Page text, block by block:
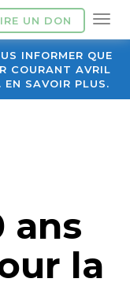
UN DON
INFORMER QUE
COURANT AVRIL
SAVOIR PLUS.
ans
la